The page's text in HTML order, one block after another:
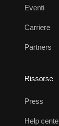
Eventi
Carriere
Partners
Rissorse
Press
Help